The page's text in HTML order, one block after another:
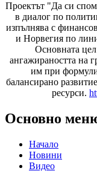
Проектът "Да си
в диалог по
изпълнява с
и Норвегия по
Основната
ангажираността на
им при
балансирано
ресурси.
Основно
Начало
Новини
Видео